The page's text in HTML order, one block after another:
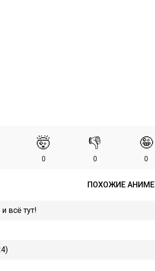
🤯
0
👎
0
🤪
0
ПОХОЖИЕ АНИМЕ
всё тут!